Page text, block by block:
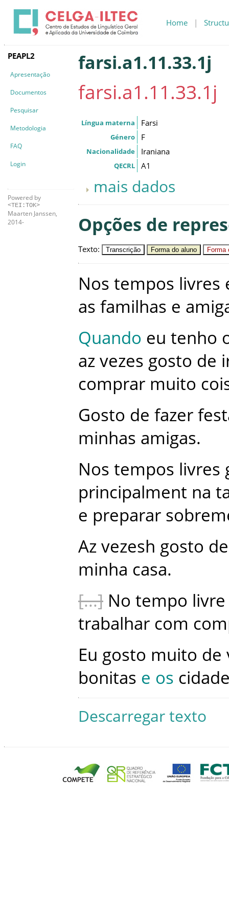
Home |
PEAPL2
Apresentação
Documentos
Pesquisar
Metodologia
FAQ
Login
Powered by
<TEI:TOK>
Maarten Janssen,
2014-
farsi.a1.11.33.1j
farsi.a1.11.33.1j
Língua materna Farsi
Género F
Nacionalidade Iraniana
QECRL A1
mais dados
Opções de
Texto: Transcrição Forma do aluno Forma
Nos tempos livres
as familhas e
Quando eu tenho
az vezes gosto de
comprar muito
Gosto de fazer
minhas amigas.
Nos tempos livres
principalment na
e preparar
Az vezesh gosto de
minha casa.
No tempo livre
trabalhar com
Eu gosto muito de
bonitas e os
Descarregar texto